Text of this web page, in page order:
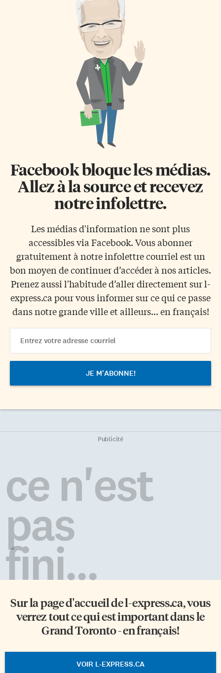
Facebook bloque les médias.
Allez à la source et recevez
notre infolettre.
Les médias d'information ne sont plus
accessibles via Facebook. Vous abonner
gratuitement à notre infolettre courriel est un
bon moyen de continuer d’accéder à nos articles.
Prenez aussi l'habitude d’aller directement sur l-
express.ca pour vous informer sur ce qui ce passe
dans notre grande ville et ailleurs... en français!
Address
Publicité
ce n'est
pas
fini...
Sur la page d'accueil del-express.ca, vous
verrez tout ce qui est important dans le
Grand Toronto - en français!
VOIR L-EXPRESS.CA